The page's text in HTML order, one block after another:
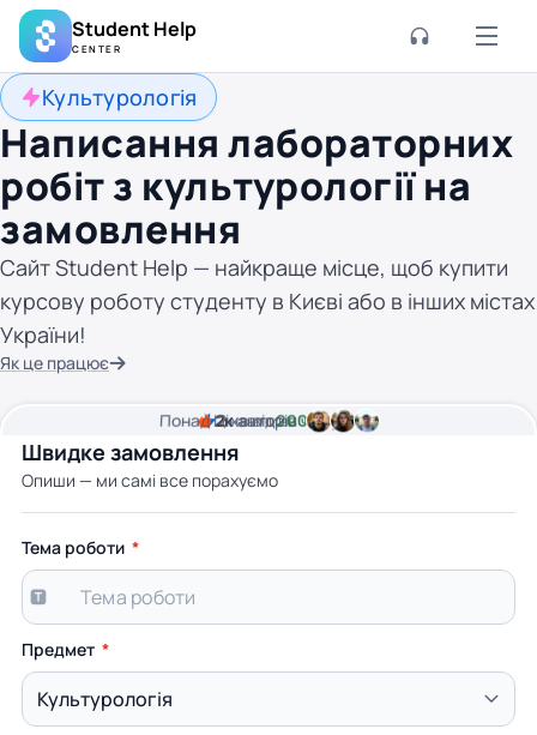
Student Help
CENTER
Культурологія
Написання лабораторних
робіт з культурології на
замовлення
Сайт Student Help — найкраще місце, щоб купити
курсову роботу студенту в Києві або в інших містах
України!
Як це працює
Швидке замовлення
Опиши — ми самі все порахуємо
2хвилини часу
Ціна від200 грн
Понад2кавторів
Тема роботи
Предмет